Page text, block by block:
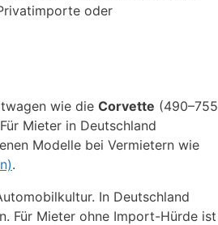
oder
wie die Corvette (490–755
Mieter in Deutschland
Modelle bei Vermietern wie
.
In Deutschland
Für Mieter ohne Import-Hürde ist